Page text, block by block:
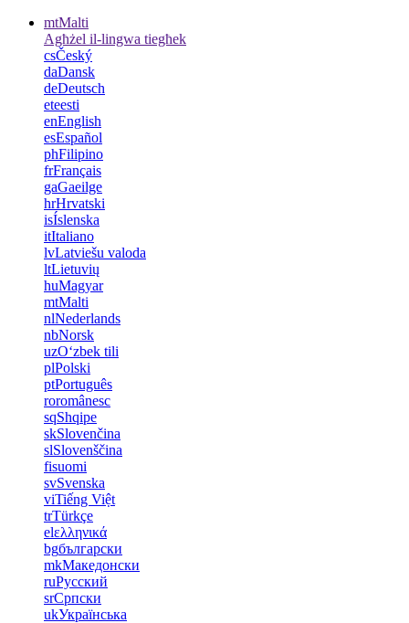
mtMalti
Agħżel il-lingwa tiegħek
csČeský
daDansk
deDeutsch
eteesti
enEnglish
esEspañol
phFilipino
frFrançais
gaGaeilge
hrHrvatski
isÍslenska
itItaliano
lvLatviešu valoda
ltLietuvių
huMagyar
mtMalti
nlNederlands
nbNorsk
uzOʻzbek tili
plPolski
ptPortuguês
roromânesc
sqShqipe
skSlovenčina
slSlovenščina
fisuomi
svSvenska
viTiếng Việt
trTürkçe
elελληνικά
bgбългарски
mkМакедонски
ruРусский
srСрпски
ukУкраїнська